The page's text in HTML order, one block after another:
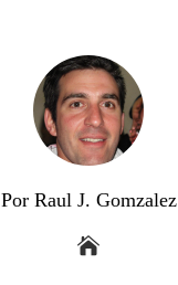
Por Raul J. Gomzalez